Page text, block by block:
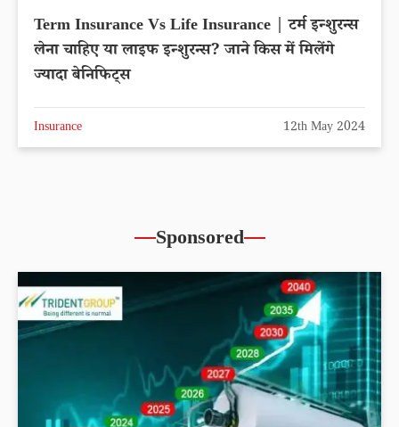
Term Insurance Vs Life Insurance | टर्म इन्शुरन्स
लेना चाहिए या लाइफ इन्शुरन्स? जाने किस में मिलेंगे
ज्यादा बेनिफिट्स
Insurance 12th May 2024
Sponsored